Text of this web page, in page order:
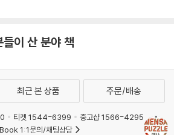
이 산 분야 책
최근 본 상품 주문/배송
티켓 1544-6399
중고샵 1566-4295
1:1문의/채팅상담